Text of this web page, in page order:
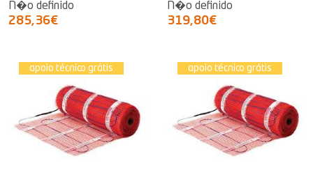
N�o definido
285,36€
N�o definido
319,80€
apoio técnico grátis apoio técnico grátis